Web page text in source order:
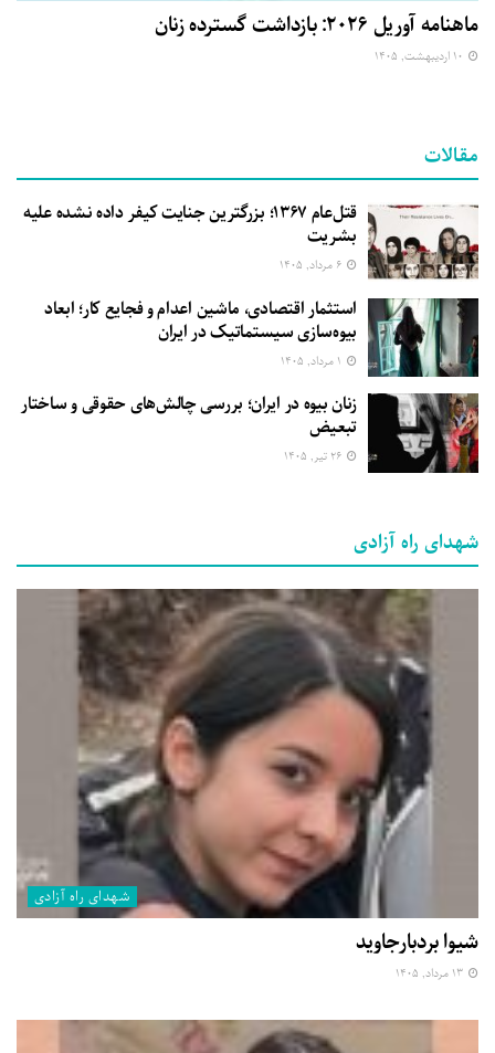
ماهنامه آوریل ۲۰۲۶: بازداشت گسترده زنان
۱۰ اردیبهشت, ۱۴۰۵
مقالات
قتل‌عام ۱۳۶۷؛ بزرگترین جنایت کیفر داده نشده علیه
بشریت
۶ مرداد, ۱۴۰۵
استثمار اقتصادی، ماشین اعدام و فجایع کار؛ ابعاد
بیوه‌سازی سیستماتیک در ایران
۱ مرداد, ۱۴۰۵
زنان بیوه در ایران؛ بررسی چالش‌های حقوقی و ساختار
تبعیض
۲۶ تیر, ۱۴۰۵
شهدای راه آزادی
شهدای راه آزادی
شیوا بردبارجاوید
۱۳ مرداد, ۱۴۰۵